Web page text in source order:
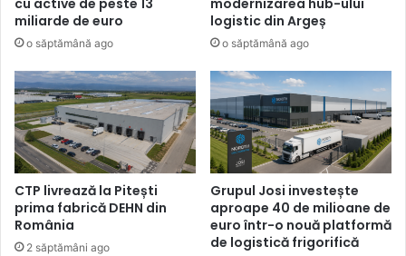
cu active de peste 13
miliarde de euro
o săptămână ago
modernizarea hub-ului
logistic din Argeș
o săptămână ago
CTP livrează la Pitești
prima fabrică DEHN din
România
2 săptămâni ago
Grupul Josi investește
aproape 40 de milioane de
euro într-o nouă platformă
de logistică frigorifică